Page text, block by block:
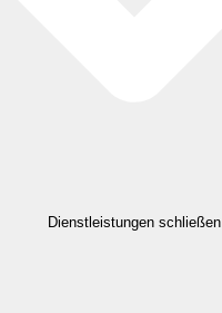
Dienstleistungen schließen